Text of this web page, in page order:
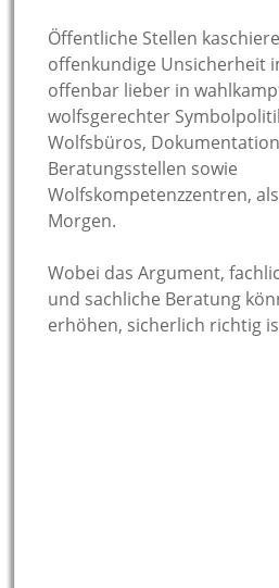
Öffentliche Stellen
offenkundige Unsicherheit
offenbar lieber in
wolfsgerechter
Wolfsbüros,
Beratungsstellen sowie
Wolfskompetenzzentren,
Morgen.
Wobei das Argument,
und sachliche Beratung
erhöhen, sicherlich richtig